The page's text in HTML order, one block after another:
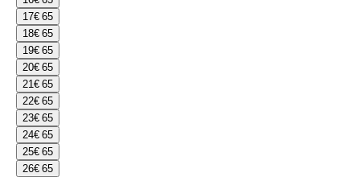
17€ 65
18€ 65
19€ 65
20€ 65
21€ 65
22€ 65
23€ 65
24€ 65
25€ 65
26€ 65